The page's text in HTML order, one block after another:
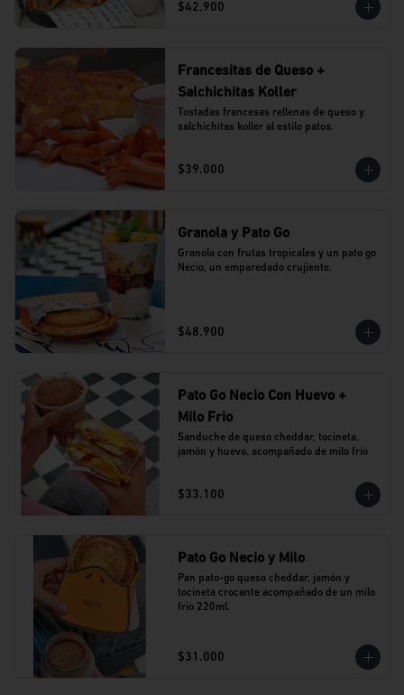
$42.900
Francesitas de Queso +
Salchichitas Koller
Tostadas francesas rellenas de queso y
salchichitas koller al estilo patos.
$39.000
Granola y Pato Go
Granola con frutas tropicales y un pato go
Necio, un emparedado crujiente.
$48.900
Pato Go Necio Con Huevo +
Milo Frio
Sanduche de queso cheddar, tocineta,
jamón y huevo. acompañado de milo frío
$33.100
Pato Go Necio y Milo
Pan pato-go queso cheddar, jamón y
tocineta crocante acompañado de un milo
frio 220ml.
$31.000